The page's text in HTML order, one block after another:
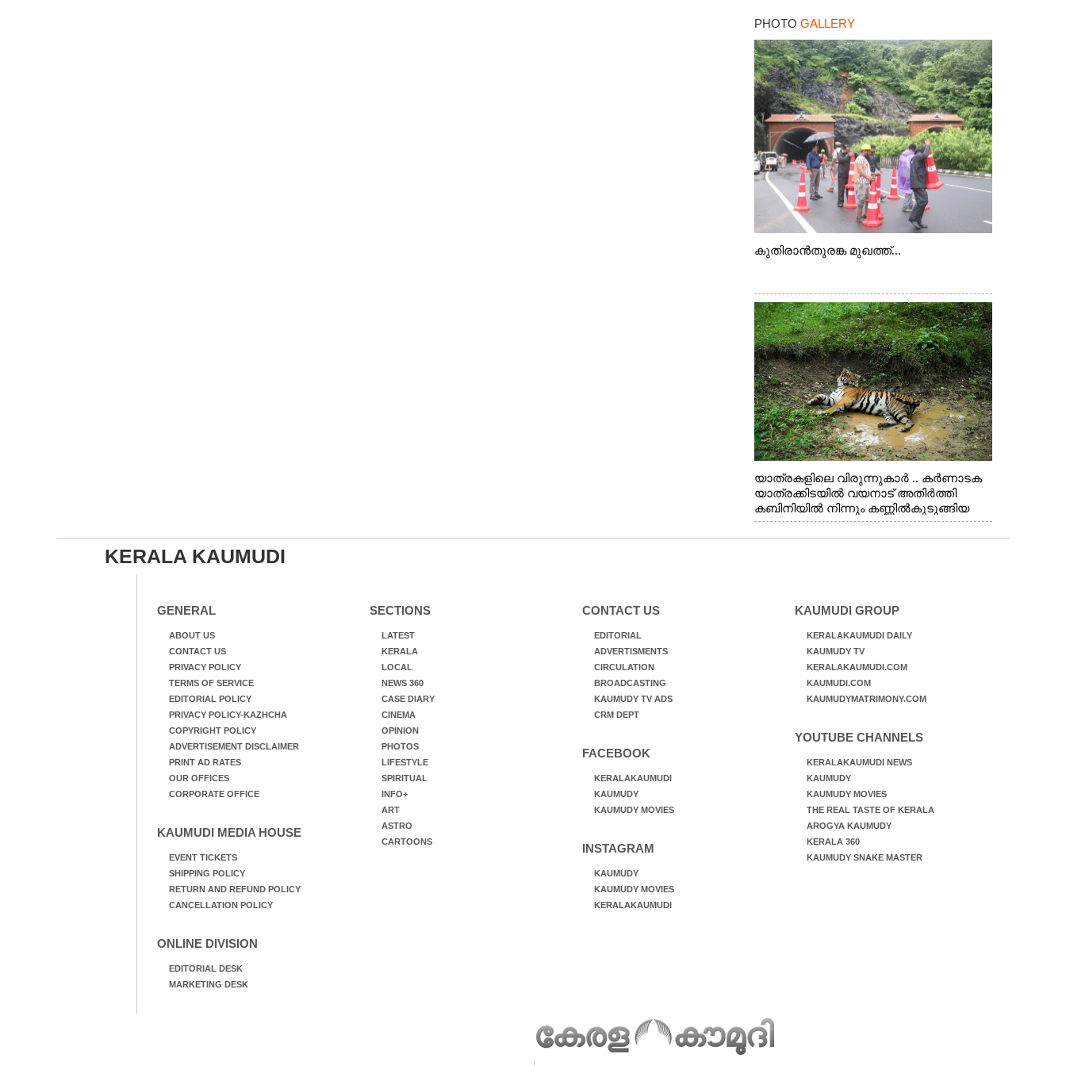
PHOTO GALLERY
കുതിരാൻതുരങ്ക മുഖത്ത്...
യാത്രകളിലെ വിരുന്നുകാർ .. കർണാടക
യാത്രക്കിടയിൽ വയനാട് അതിർത്തി
കബിനിയിൽ നിന്നും കണ്ണിൽകുടുങ്ങിയ
കടുവ.
KERALA KAUMUDI
GENERAL
ABOUT US
CONTACT US
PRIVACY POLICY
TERMS OF SERVICE
EDITORIAL POLICY
PRIVACY POLICY-KAZHCHA
COPYRIGHT POLICY
ADVERTISEMENT DISCLAIMER
PRINT AD RATES
OUR OFFICES
CORPORATE OFFICE
KAUMUDI MEDIA HOUSE
EVENT TICKETS
SHIPPING POLICY
RETURN AND REFUND POLICY
CANCELLATION POLICY
ONLINE DIVISION
EDITORIAL DESK
MARKETING DESK
SECTIONS
LATEST
KERALA
LOCAL
NEWS 360
CASE DIARY
CINEMA
OPINION
PHOTOS
LIFESTYLE
SPIRITUAL
INFO+
ART
ASTRO
CARTOONS
CONTACT US
EDITORIAL
ADVERTISMENTS
CIRCULATION
BROADCASTING
KAUMUDY TV ADS
CRM DEPT
FACEBOOK
KERALAKAUMUDI
KAUMUDY
KAUMUDY MOVIES
INSTAGRAM
KAUMUDY
KAUMUDY MOVIES
KERALAKAUMUDI
KAUMUDI GROUP
KERALAKAUMUDI DAILY
KAUMUDY TV
KERALAKAUMUDI.COM
KAUMUDI.COM
KAUMUDYMATRIMONY.COM
YOUTUBE CHANNELS
KERALAKAUMUDI NEWS
KAUMUDY
KAUMUDY MOVIES
THE REAL TASTE OF KERALA
AROGYA KAUMUDY
KERALA 360
KAUMUDY SNAKE MASTER